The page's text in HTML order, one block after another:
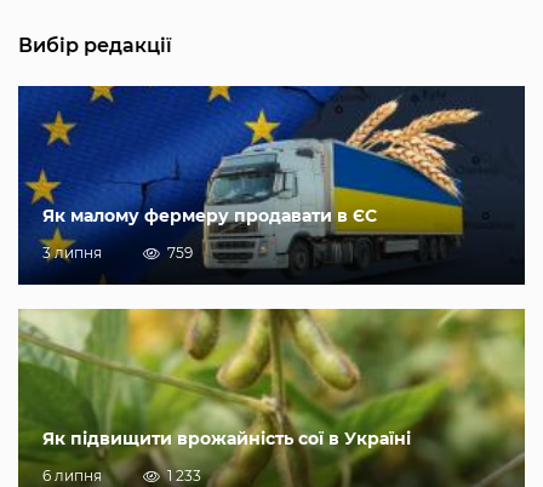
Вибір редакції
Як малому фермеру продавати в ЄС
3 липня 759
Як підвищити врожайність сої в Україні
6 липня 1 233